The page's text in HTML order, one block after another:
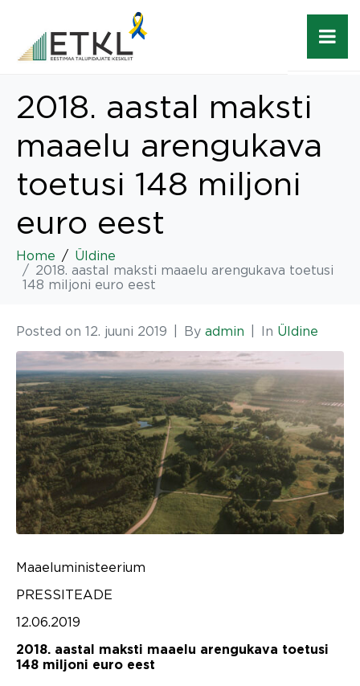
2018. aastal maksti
maaelu arengukava
toetusi 148 miljoni
euro eest
Home
Üldine
2018. aastal maksti maaelu arengukava toetusi
148 miljoni euro eest
Posted on 12. juuni 2019 By admin In Üldine
Maaeluministeerium
PRESSITEADE
12.06.2019
2018. aastal maksti maaelu arengukava toetusi
148 miljoni euro eest